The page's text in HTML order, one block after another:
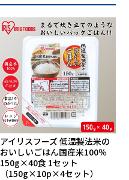
アイリスフーズ 低温製法米の
おいしいごはん国産米100％
150g×40食 1セット
（150g×10p×4セット）